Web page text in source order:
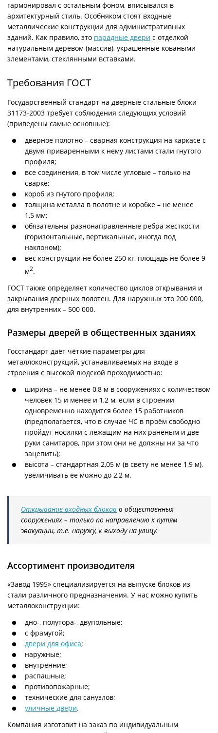
гармонировал с остальным фоном, вписывался в
архитектурный стиль. Особняком стоят входные
металлические конструкции для административных
зданий. Как правило, это парадные двери с отделкой
натуральным деревом (массив), украшенные коваными
элементами, стеклянными вставками.
Требования ГОСТ
Государственный стандарт на дверные стальные блоки
31173-2003 требует соблюдения следующих условий
(приведены самые основные):
дверное полотно – сварная конструкция на каркасе с
двумя приваренными к нему листами стали гнутого
профиля;
все соединения, в том числе угловые – только на
сварке;
короб из гнутого профиля;
толщина металла в полотне и коробке – не менее
1,5 мм;
обязательны разнонаправленные рёбра жёсткости
(горизонтальные, вертикальные, иногда под
наклоном);
вес конструкции не более 250 кг, площадь не более 9
м2.
ГОСТ также определяет количество циклов открывания и
закрывания дверных полотен. Для наружных это 200 000,
для внутренних – 500 000.
Размеры дверей в общественных зданиях
Госстандарт даёт чёткие параметры для
металлоконструкций, устанавливаемых на входе в
строения с высокой людской проходимостью:
ширина – не менее 0,8 м в сооружениях с количеством
человек 15 и менее и 1,2 м, если в строении
одновременно находится более 15 работников
(предполагается, что в случае ЧС в проём свободно
пройдут носилки с лежащим на них раненым и две
руки санитаров, при этом они не должны ни за что
зацепить);
высота – стандартная 2,05 м (в свету не менее 1,9 м),
увеличивать её можно до 2,2 м.
Открывание входных блоков в общественных
сооружениях – только по направлению к путям
эвакуации, т.е. наружу, к выходу на улицу.
Ассортимент производителя
«Завод 1995» специализируется на выпуске блоков из
стали различного предназначения. У нас можно купить
металлоконструкции:
дно-, полутора-, двупольные;
с фрамугой;
двери для офиса;
наружные;
внутренние;
распашные;
противопожарные;
технические для санузлов;
уличные двери.
Компания изготовит на заказ по индивидуальным